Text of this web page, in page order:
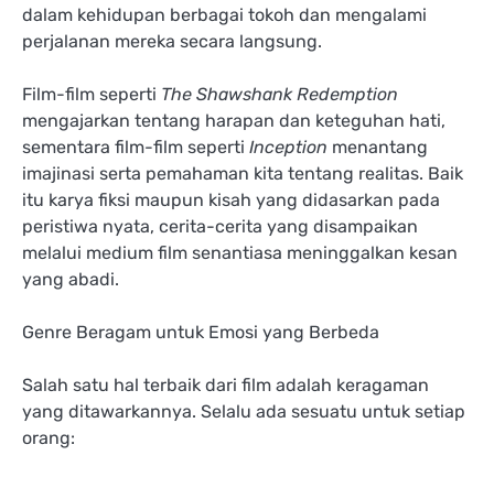
dalam kehidupan berbagai tokoh dan mengalami
perjalanan mereka secara langsung.
Film-film seperti The Shawshank Redemption
mengajarkan tentang harapan dan keteguhan hati,
sementara film-film seperti Inception menantang
imajinasi serta pemahaman kita tentang realitas. Baik
itu karya fiksi maupun kisah yang didasarkan pada
peristiwa nyata, cerita-cerita yang disampaikan
melalui medium film senantiasa meninggalkan kesan
yang abadi.
Genre Beragam untuk Emosi yang Berbeda
Salah satu hal terbaik dari film adalah keragaman
yang ditawarkannya. Selalu ada sesuatu untuk setiap
orang: